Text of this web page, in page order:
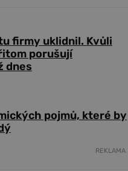
firmy uklidnil. Kvůli
porušují
dnes
pojmů, které by
REKLAMA